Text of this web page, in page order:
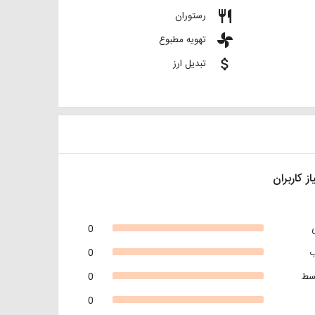
restaurant رستوران
toys تهویه مطبوع
attach_money تبدیل ارز
کاربران
0
0
0
0